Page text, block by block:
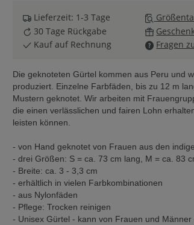
Lieferzeit: 1-3 Tage
30 Tage Rückgabe
Kauf auf Rechnung
Fragen
Die geknoteten Gürtel kommen aus Peru und
produziert. Einzelne Farbfäden, bis zu 12 m
Mustern geknotet. Wir arbeiten mit
die einen verlässlichen und fairen Lohn
leisten können.
- von Hand geknotet von Frauen aus den
- drei Größen: S = ca. 73 cm lang, M = ca. 83
- Breite: ca. 3 - 3,3 cm
- erhältlich in vielen Farbkombinationen
- aus Nylonfäden
- Pflege: Trocken reinigen
- Unisex Gürtel - kann von Frauen und